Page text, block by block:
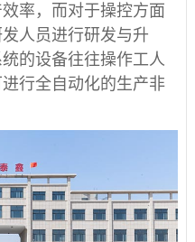
率，而对于操控方面
人员进行研发与升
的设备往往操作工人
行全自动化的生产非